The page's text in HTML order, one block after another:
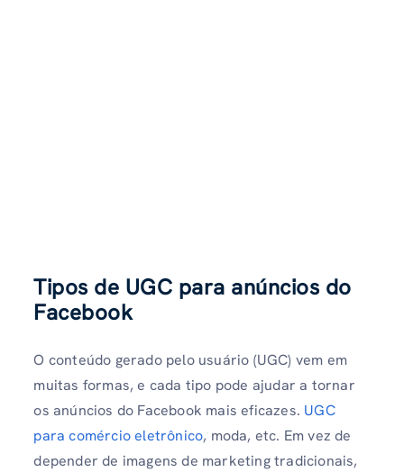
Tipos de UGC para anúncios do
Facebook
O conteúdo gerado pelo usuário (UGC) vem em
muitas formas, e cada tipo pode ajudar a tornar
os anúncios do Facebook mais eficazes. UGC
para comércio eletrônico, moda, etc. Em vez de
depender de imagens de marketing tradicionais,